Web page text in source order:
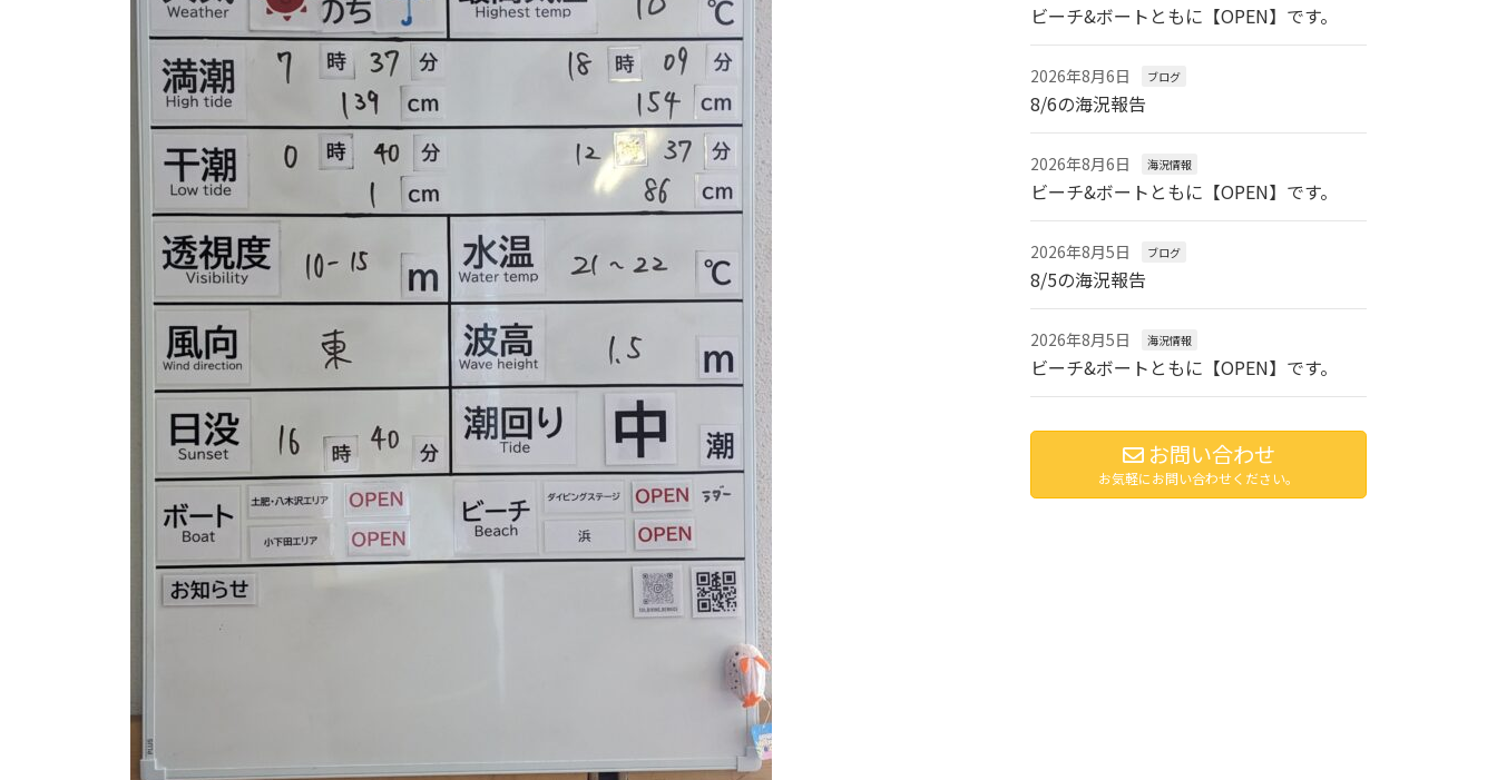
ビーチ&ボートともに【OPEN】です。
2026年8月6日 ブログ
8/6の海況報告
2026年8月6日 海況情報
ビーチ&ボートともに【OPEN】です。
2026年8月5日 ブログ
8/5の海況報告
2026年8月5日 海況情報
ビーチ&ボートともに【OPEN】です。
お問い合わせ
お気軽にお問い合わせください。